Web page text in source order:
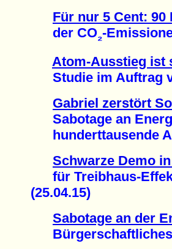
Für nur 5 Cent:
der CO₂-
Atom-Ausstieg ist
Studie im Auftrag
Gabriel zerstört
Sabotage an
hunderttausende
Schwarze Demo
für Treibhaus-
(25.04.15)
Sabotage an der
Bürgerschaftliches